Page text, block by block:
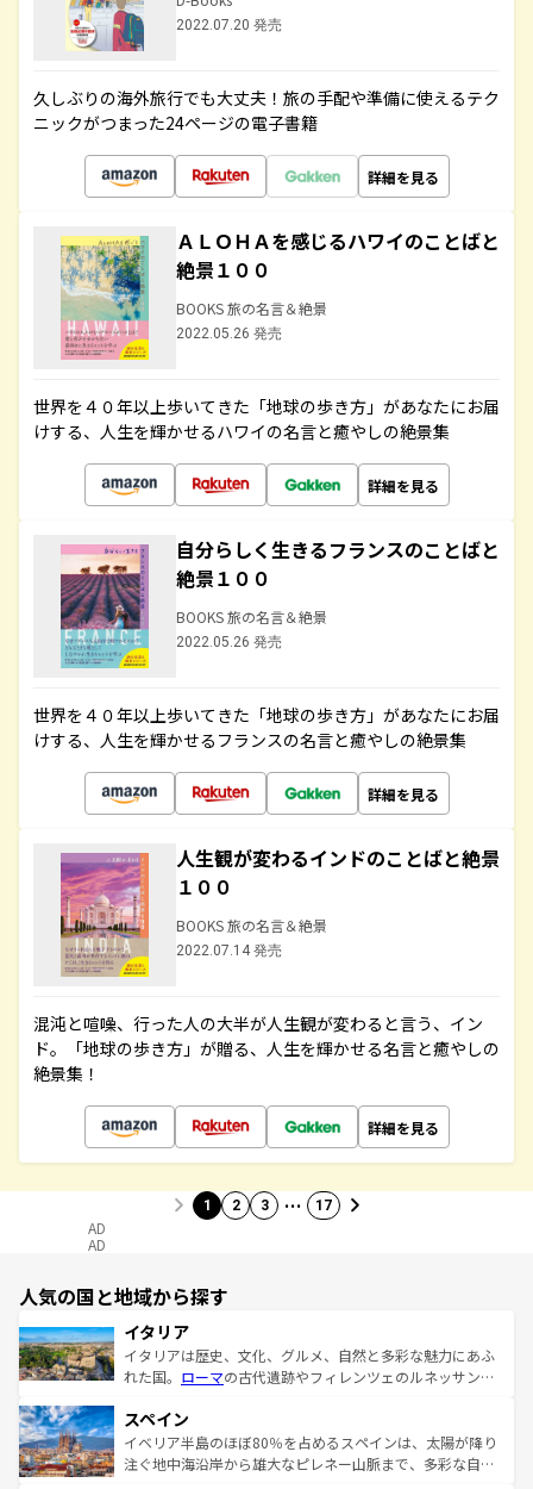
2022.07.20 発売
久しぶりの海外旅行でも大丈夫！旅の手配や準備に使えるテク
ニックがつまった24ページの電子書籍
詳細を見る
ＡＬＯＨＡを感じるハワイのことばと
絶景１００
BOOKS 旅の名言＆絶景
2022.05.26 発売
世界を４０年以上歩いてきた「地球の歩き方」があなたにお届
けする、人生を輝かせるハワイの名言と癒やしの絶景集
詳細を見る
自分らしく生きるフランスのことばと
絶景１００
BOOKS 旅の名言＆絶景
2022.05.26 発売
世界を４０年以上歩いてきた「地球の歩き方」があなたにお届
けする、人生を輝かせるフランスの名言と癒やしの絶景集
詳細を見る
人生観が変わるインドのことばと絶景
１００
BOOKS 旅の名言＆絶景
2022.07.14 発売
混沌と喧噪、行った人の大半が人生観が変わると言う、イン
ド。「地球の歩き方」が贈る、人生を輝かせる名言と癒やしの
絶景集！
詳細を見る
1 2 3 … 17
AD
AD
人気の国と地域から探す
イタリア
イタリアは歴史、文化、グルメ、自然と多彩な魅力にあふ
れた国。 ローマの古代遺跡やフィレンツェのルネッサンス
ろん、トスカーナの美しい田園風景やアマルフィ海岸の絶
景など、自然景観も見逃せない。観光の合間には、本場の
ピザやパスタなど、絶品のイタリア料理を堪能することも
スペイン
イベリア半島のほぼ80％を占めるスペインは、太陽が降り
注ぐ地中海沿岸から雄大なピレネー山脈まで、多彩な自然